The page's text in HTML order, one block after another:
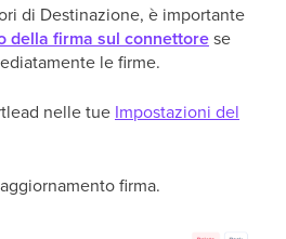
di Destinazione, è importante
della firma sul connettorese
le firme.
nelle tue Impostazioni del
firma.